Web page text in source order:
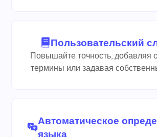
Пользовательский
Повышайте точность, добавляя
термины или задавая
Автоматическое
языка